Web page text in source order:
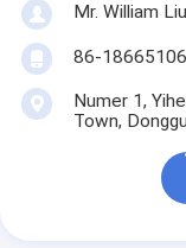
Mr. William Liu
86-
Numer 1,
Town,